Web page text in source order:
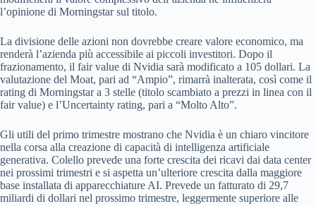
l’opinione di Morningstar sul titolo.
La divisione delle azioni non dovrebbe creare valore economico, ma
renderà l’azienda più accessibile ai piccoli investitori. Dopo il
frazionamento, il fair value di Nvidia sarà modificato a 105 dollari. La
valutazione del Moat, pari ad “Ampio”, rimarrà inalterata, così come il
rating di Morningstar a 3 stelle (titolo scambiato a prezzi in linea con il
fair value) e l’Uncertainty rating, pari a “Molto Alto”.
Gli utili del primo trimestre mostrano che Nvidia è un chiaro vincitore
nella corsa alla creazione di capacità di intelligenza artificiale
generativa. Colello prevede una forte crescita dei ricavi dai data center
nei prossimi trimestri e si aspetta un’ulteriore crescita dalla maggiore
base installata di apparecchiature AI. Prevede un fatturato di 29,7
miliardi di dollari nel prossimo trimestre, leggermente superiore alle